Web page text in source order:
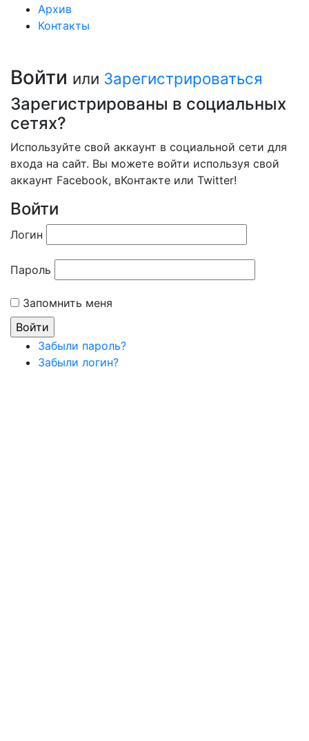
Архив
Контакты
Войти или Зарегистрироваться
Зарегистрированы в социальных
сетях?
Используйте свой аккаунт в социальной сети для
входа на сайт. Вы можете войти используя свой
аккаунт Facebook, вКонтакте или Twitter!
Войти
Логин
Пароль
Запомнить меня
Забыли пароль?
Забыли логин?